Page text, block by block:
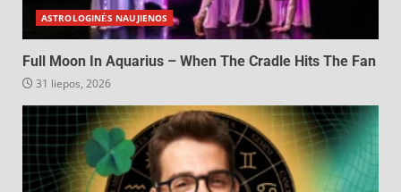
ASTROLOGINĖS NAUJIENOS
Full Moon In Aquarius – When The Cradle Hits The Fan
31 liepos, 2026